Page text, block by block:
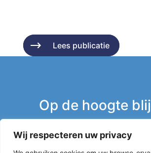
Wij respecteren uw privacy
Lees publicatie
Lees publicatie
Op de hoogte
Inschrijven